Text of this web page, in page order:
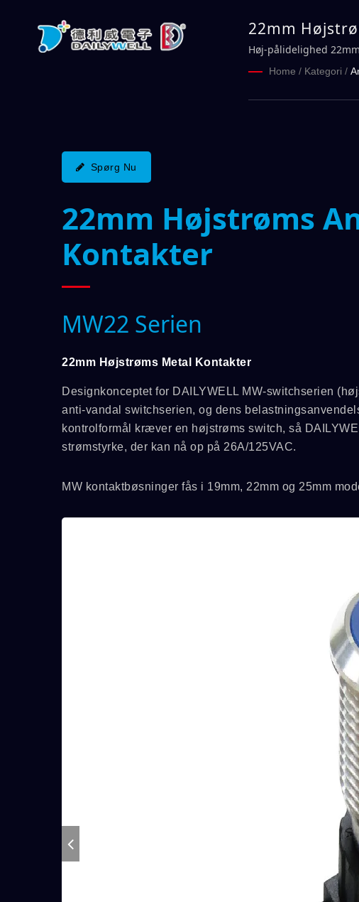
22mm
DAILYWELL
Høj-pålidelighed
Home / Kategori /
Spørg Nu
22mm Højstrøms
Kontakter
MW22 Serien
22mm Højstrøms Metal Kontakter
Designkonceptet for DAILYWELL MW-switchserien
anti-vandal switchserien, og dens
kontrolformål kræver en højstrøms switch, så
strømstyrke, der kan nå op på 26A/125VAC.
MW kontaktbøsninger fås i 19mm, 22mm og 25mm